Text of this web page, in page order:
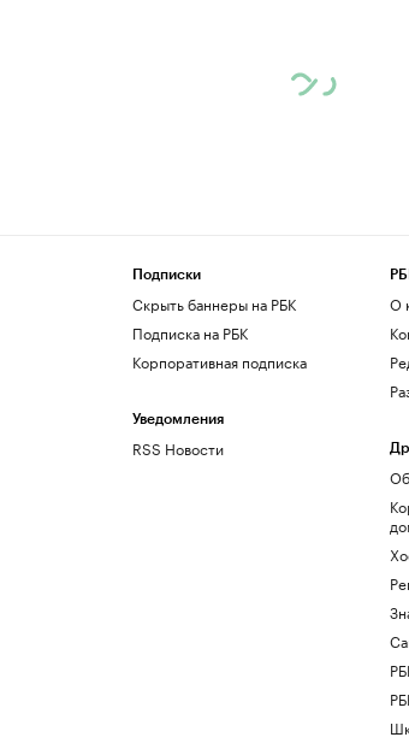
Подписки
Скрыть баннеры на РБК
Подписка на РБК
Корпоративная подписка
Уведомления
RSS Новости
О